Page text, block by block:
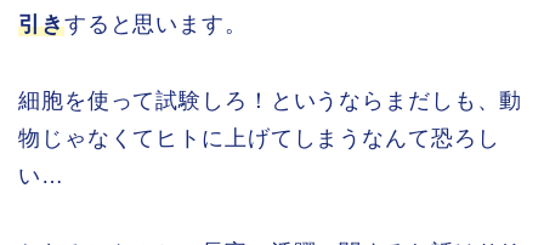
引きすると思います。
細胞を使って試験しろ！というならまだしも、動
物じゃなくてヒトに上げてしまうなんて恐ろし
い…